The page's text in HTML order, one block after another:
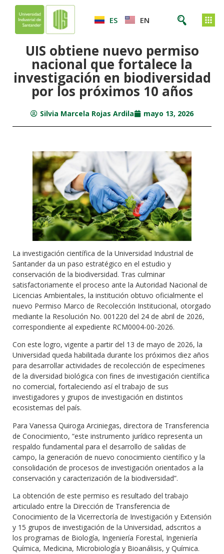
ES EN
UIS obtiene nuevo permiso
nacional que fortalece la
investigación en biodiversidad
por los próximos 10 años
Silvia Marcela Rojas Ardila mayo 13, 2026
La investigación científica de la Universidad Industrial de
Santander da un paso estratégico en el estudio y
conservación de la biodiversidad. Tras culminar
satisfactoriamente el proceso ante la Autoridad Nacional de
Licencias Ambientales, la institución obtuvo oficialmente el
nuevo Permiso Marco de Recolección Institucional, otorgado
mediante la Resolución No. 001220 del 24 de abril de 2026,
correspondiente al expediente RCM0004-00-2026.
Con este logro, vigente a partir del 13 de mayo de 2026, la
Universidad queda habilitada durante los próximos diez años
para desarrollar actividades de recolección de especímenes
de la diversidad biológica con fines de investigación científica
no comercial, fortaleciendo así el trabajo de sus
investigadores y grupos de investigación en distintos
ecosistemas del país.
Para Vanessa Quiroga Arciniegas, directora de Transferencia
de Conocimiento, “este instrumento jurídico representa un
respaldo fundamental para el desarrollo de salidas de
campo, la generación de nuevo conocimiento científico y la
consolidación de procesos de investigación orientados a la
conservación y caracterización de la biodiversidad”.
La obtención de este permiso es resultado del trabajo
articulado entre la Dirección de Transferencia de
Conocimiento de la Vicerrectoría de Investigación y Extensión
y 15 grupos de investigación de la Universidad, adscritos a
los programas de Biología, Ingeniería Forestal, Ingeniería
Química, Medicina, Microbiología y Bioanálisis, y Química.